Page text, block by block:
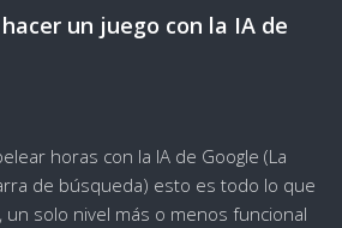
hacer un juego con la IA de
horas con la IA de Google (La
de búsqueda) esto es todo lo que
solo nivel más o menos funcional